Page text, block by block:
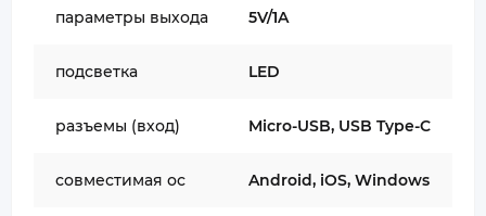
параметры выхода 5V/1A
подсветка LED
разъемы (вход) Micro-USB, USB Type-C
совместимая ос Android, iOS, Windows